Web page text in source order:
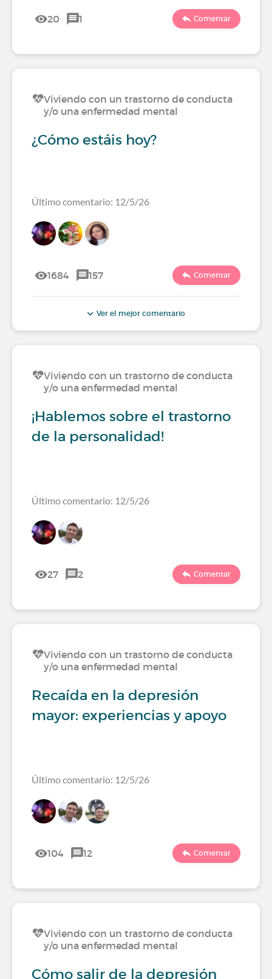
20 1 Comentar
Viviendo con un trastorno de conducta
y/o una enfermedad mental
¿Cómo estáis hoy?
Último comentario: 12/5/26
1684 157 Comentar
Ver el mejor comentario
Viviendo con un trastorno de conducta
y/o una enfermedad mental
¡Hablemos sobre el trastorno
de la personalidad!
Último comentario: 12/5/26
27 2 Comentar
Viviendo con un trastorno de conducta
y/o una enfermedad mental
Recaída en la depresión
mayor: experiencias y apoyo
Último comentario: 12/5/26
104 12 Comentar
Viviendo con un trastorno de conducta
y/o una enfermedad mental
Cómo salir de la depresión